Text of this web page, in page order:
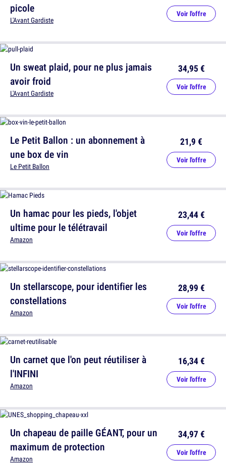
picole
L'Avant Gardiste
Voir l'offre
Le Petit Ballon : un abonnement à
une box de vin
Le Petit Ballon
21,9 €
Voir l'offre
Un stellarscope, pour identifier les
constellations
Amazon
28,99 €
Voir l'offre
Un chapeau de paille GÉANT, pour un
maximum de protection
Amazon
34,97 €
Voir l'offre
Un sweat plaid, pour ne plus jamais
avoir froid
L'Avant Gardiste
34,95 €
Voir l'offre
Un hamac pour les pieds, l'objet
ultime pour le télétravail
Amazon
23,44 €
Voir l'offre
Un carnet que l'on peut réutiliser à
l'INFINI
Amazon
16,34 €
Voir l'offre